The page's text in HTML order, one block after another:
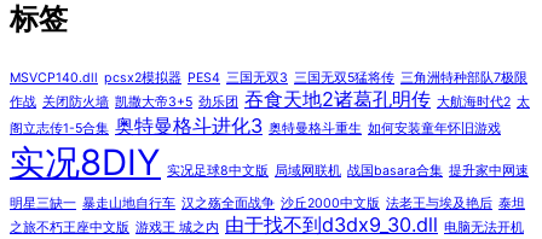
标签
MSVCP140.dll pcsx2模拟器 PES4 三国无双3 三国无双5猛将传 三角洲特种部队7极限
作战 关闭防火墙 凯撒大帝3+5 劲乐团 吞食天地2诸葛孔明传 大航海时代2 太
阁立志传1-5合集 奥特曼格斗进化3 奥特曼格斗重生 如何安装童年怀旧游戏
实况8DIY 实况足球8中文版 局域网联机 战国basara合集 提升家中网速
明星三缺一 暴走山地自行车 汉之殇全面战争 沙丘2000中文版 法老王与埃及艳后 泰坦
之旅不朽王座中文版 游戏王 城之内 由于找不到d3dx9_30.dll 电脑无法开机